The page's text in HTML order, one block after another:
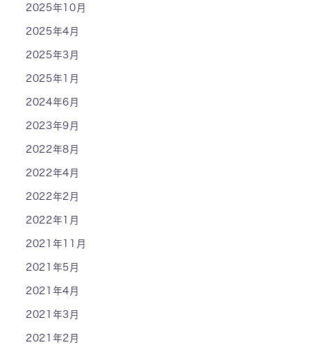
2025年10月
2025年4月
2025年3月
2025年1月
2024年6月
2023年9月
2022年8月
2022年4月
2022年2月
2022年1月
2021年11月
2021年5月
2021年4月
2021年3月
2021年2月